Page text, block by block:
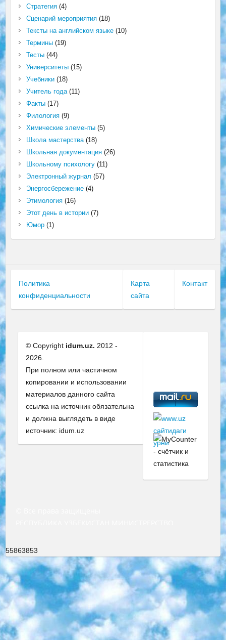
Стратегия(4)
Сценарий мероприятия(18)
Тексты на английском языке(10)
Термины(19)
Тесты(44)
Университеты(15)
Учебники(18)
Учитель года(11)
Факты(17)
Филология(9)
Химические элементы(5)
Школа мастерства(18)
Школьная документация(26)
Школьному психологу(11)
Электронный журнал (57)
Энергосбережение(4)
Этимология(16)
Этот день в истории(7)
Юмор(1)
Политика
конфиденциальности
Карта
сайта
Контакт
© Copyright idum.uz. 2012 -
2026.
При полном или частичном
копировании и использовании
материалов данного сайта
ссылка на источник обязательна
и должна выглядеть в виде
источник: idum.uz
55863853